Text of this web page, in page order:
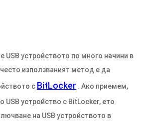
устройството по много начини в
използваният метод е да
с BitLocker . Ако приемем,
USB устройство с BitLocker, ето
на USB устройството в